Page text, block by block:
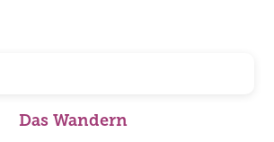
Das Wandern